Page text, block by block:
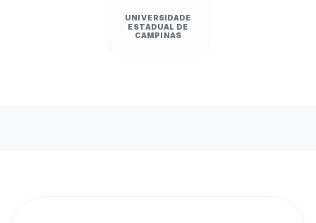
UNIVERSIDADE
ESTADUAL DE
CAMPINAS